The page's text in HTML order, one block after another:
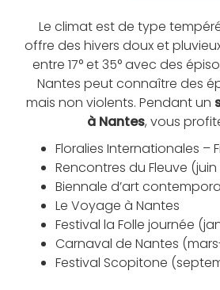
Le climat est de type
offre des hivers doux et
entre 17° et 35° avec des
Nantes peut connaître des
mais non violents. Pendant un
à Nantes, vous
Floralies Internationales –
Rencontres du Fleuve
Biennale d’art
Le Voyage à Nantes
Festival la Folle journée
Carnaval de Nantes
Festival Scopitone